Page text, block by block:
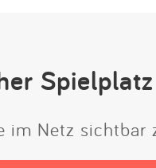
im Netz sichtbar